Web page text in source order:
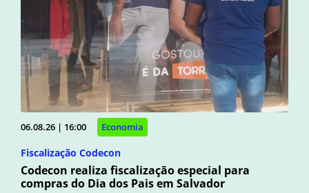
06.08.26 | 16:00 Economia
Fiscalização Codecon
Codecon realiza fiscalização especial para
compras do Dia dos Pais em Salvador